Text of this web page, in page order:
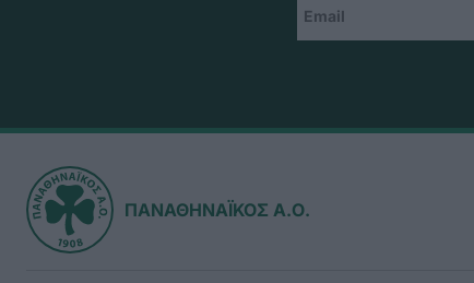
ΠΑΝΑΘΗΝΑΪΚΟΣ Α.Ο.